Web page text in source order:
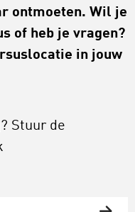
ontmoeten. Wil je
of heb je vragen?
in jouw
Stuur de